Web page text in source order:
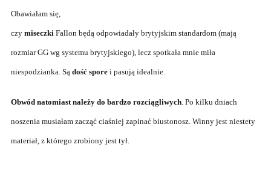
Obawiałam się,
czy miseczkiFallon będą odpowiadały brytyjskim standardom (mają
rozmiar GG wg systemu brytyjskiego), lecz spotkała mnie miła
niespodzianka. Są dość sporei pasują idealnie.
Obwód natomiast należy do bardzo rozciągliwych. Po kilku dniach
noszenia musiałam zacząć ciaśniej zapinać biustonosz. Winny jest niestety
materiał, z którego zrobiony jest tył.